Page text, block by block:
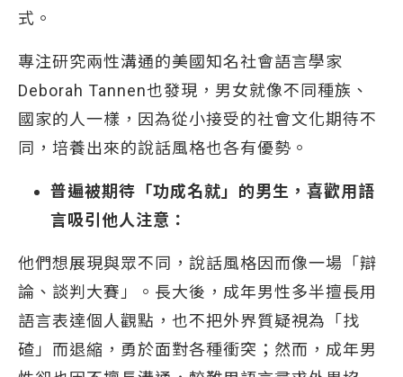
式。
專注研究兩性溝通的美國知名社會語言學家
Deborah Tannen也發現，男女就像不同種族、
國家的人一樣，因為從小接受的社會文化期待不
同，培養出來的說話風格也各有優勢。
普遍被期待「功成名就」的男生，喜歡用語
言吸引他人注意：
他們想展現與眾不同，說話風格因而像一場「辯
論、談判大賽」。長大後，成年男性多半擅長用
語言表達個人觀點，也不把外界質疑視為「找
碴」而退縮，勇於面對各種衝突；然而，成年男